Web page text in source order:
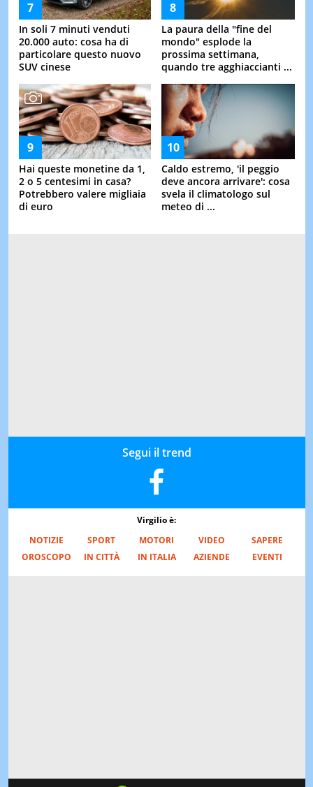
In soli 7 minuti venduti
20.000 auto: cosa ha di
particolare questo nuovo
SUV cinese
La paura della "fine del
mondo" esplode la
prossima settimana,
quando tre agghiaccianti ...
Hai queste monetine da 1,
2 o 5 centesimi in casa?
Potrebbero valere migliaia
di euro
Caldo estremo, 'il peggio
deve ancora arrivare': cosa
svela il climatologo sul
meteo di ...
Segui il trend
Virgilio è:
NOTIZIE
SPORT MOTORI VIDEO
SAPERE
OROSCOPO
IN CITTÀ IN ITALIA AZIENDE EVENTI